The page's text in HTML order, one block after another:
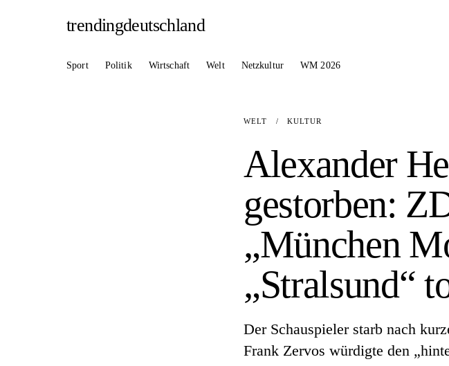
trendingdeutschland
Sport Politik Wirtschaft Welt Netzkultur WM 2026
WELT / KULTUR
Alexander
gestorben:
„München
„Stralsund“
Der Schauspieler starb nach
Frank Zervos würdigte den